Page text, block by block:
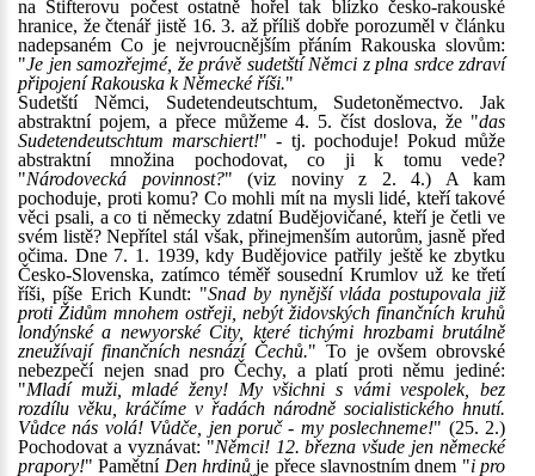
na Stifterovu počest ostatně hořel tak blízko česko-rakouské
hranice, že čtenář jistě 16. 3. až příliš dobře porozuměl v článku
nadepsaném Co je nejvroucnějším přáním Rakouska slovům:
"Je jen samozřejmé, že právě sudetští Němci z plna srdce zdraví
připojení Rakouska k Německé říši."
Sudetští Němci, Sudetendeutschtum, Sudetoněmectvo. Jak
abstraktní pojem, a přece můžeme 4. 5. číst doslova, že "das
Sudetendeutschtum marschiert!" - tj. pochoduje! Pokud může
abstraktní množina pochodovat, co ji k tomu vede?
"Národovecká povinnost?" (viz noviny z 2. 4.) A kam
pochoduje, proti komu? Co mohli mít na mysli lidé, kteří takové
věci psali, a co ti německy zdatní Budějovičané, kteří je četli ve
svém listě? Nepřítel stál však, přinejmenším autorům, jasně před
očima. Dne 7. 1. 1939, kdy Budějovice patřily ještě ke zbytku
Česko-Slovenska, zatímco téměř sousední Krumlov už ke třetí
říši, píše Erich Kundt: "Snad by nynější vláda postupovala již
proti Židům mnohem ostřeji, nebýt židovských finančních kruhů
londýnské a newyorské City, které tichými hrozbami brutálně
zneužívají finančních nesnází Čechů." To je ovšem obrovské
nebezpečí nejen snad pro Čechy, a platí proti němu jediné:
"Mladí muži, mladé ženy! My všichni s vámi vespolek, bez
rozdílu věku, kráčíme v řadách národně socialistického hnutí.
Vůdce nás volá! Vůdče, jen poruč - my poslechneme!" (25. 2.)
Pochodovat a vyznávat: "Němci! 12. března všude jen německé
prapory!" Pamětní Den hrdinů je přece slavnostním dnem "i pro